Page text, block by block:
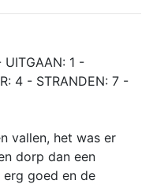
UITGAAN: 1 -
4 - STRANDEN: 7 -
vallen, het was er
dorp dan een
erg goed en de